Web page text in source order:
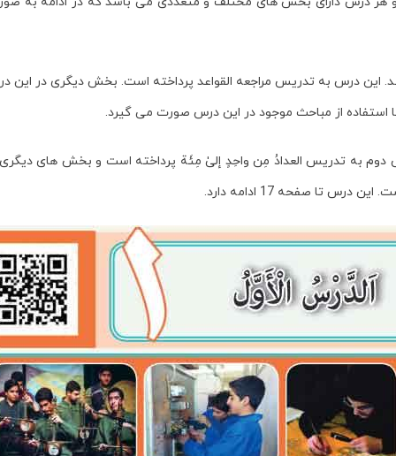
این درس به تدریس مراجعه القواعد پرداخته است. بخش دیگری در این
از مباحث موجود در این درس صورت می گیرد.
دوم به تدریس العدادُ مِن واحِدٍ إلیٰ مِئَة پرداخته است و بخش های
تا صفحه 17 ادامه دارد.